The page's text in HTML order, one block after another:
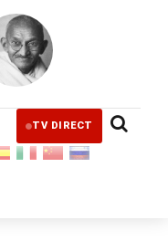
TV DIRECT